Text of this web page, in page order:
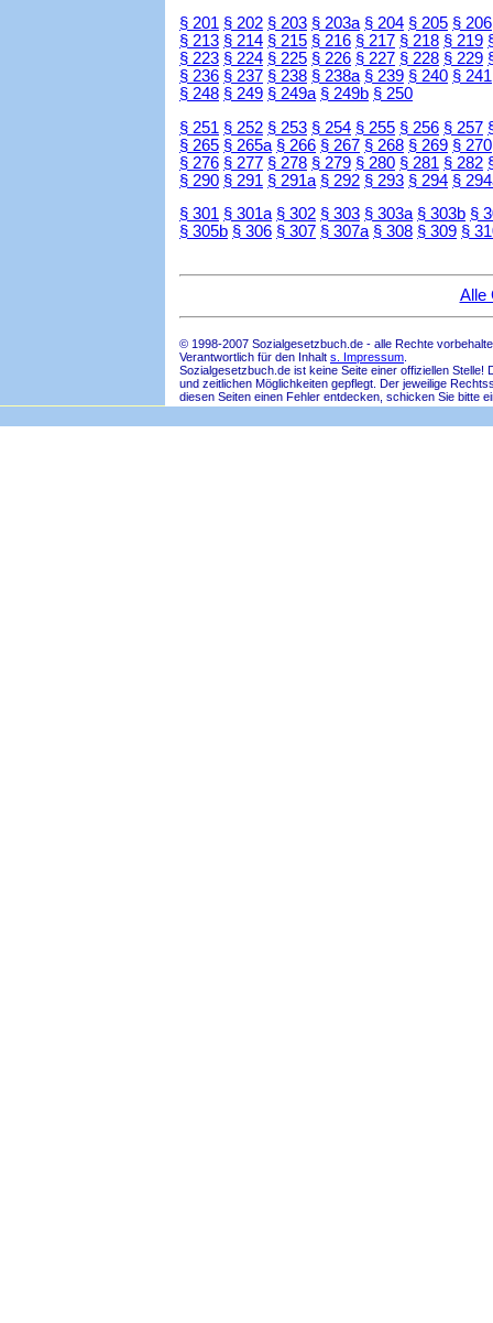
§ 201 § 202 § 203 § 203a § 204 § 205 § 206
§ 213 § 214 § 215 § 216 § 217 § 218 § 219
§ 223 § 224 § 225 § 226 § 227 § 228 § 229
§ 236 § 237 § 238 § 238a § 239 § 240 § 241
§ 248 § 249 § 249a § 249b § 250
§ 251 § 252 § 253 § 254 § 255 § 256 § 257
§ 265 § 265a § 266 § 267 § 268 § 269 § 270
§ 276 § 277 § 278 § 279 § 280 § 281 § 282
§ 290 § 291 § 291a § 292 § 293 § 294 §
§ 301 § 301a § 302 § 303 § 303a § 303b §
§ 305b § 306 § 307 § 307a § 308 § 309 §
Alle
© 1998-2007 Sozialgesetzbuch.de - alle Rechte
Verantwortlich für den Inhalt s. Impressum
Sozialgesetzbuch.de ist keine Seite einer offiziellen
und zeitlichen Möglichkeiten gepflegt. Der jeweilige
diesen Seiten einen Fehler entdecken, schicken Sie bitte